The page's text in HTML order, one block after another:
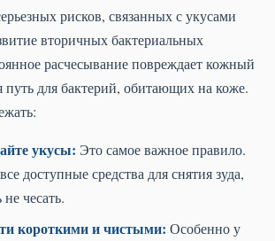
рисков, связанных с укусами
вторичных бактериальных
расчесывание повреждает кожный
путь для бактерий, обитающих на коже.
укусы: Это самое важное правило.
доступные средства для снятия зуда,
не чесать.
короткими и чистыми: Особенно у